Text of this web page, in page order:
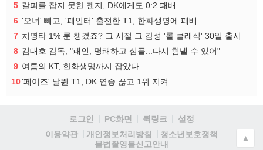
5 갈피를 잡지 못한 젠지, DK에게도 0:2 패배
6 '오너' 빼고, '페인터' 출전한 T1, 한화생명에 패배
7 치명타 1% 룬 챙겼죠? 그 시절 그 감성 '롤 클래식' 30일 출시
8 김대호 감독, "패인, 명쾌하고 심플...다시 힘낼 수 있어"
9 여름의 KT, 한화생명까지 잡았다
10'페이즈' 날뛴 T1, DK 연승 끊고 1위 지켜
로그인 PC화면 퀵링크
설정
이용약관
개인정보처리방침
청소년보호정책
불법촬영물신고안내
▲